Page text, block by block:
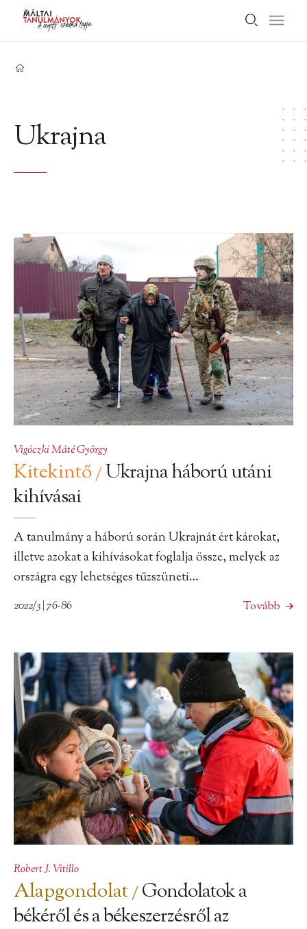
Ukrajna
Vigóczki Máté György
Kitekintő/Ukrajna háború utáni
kihívásai
A tanulmány a háború során Ukrajnát ért károkat,
illetve azokat a kihívásokat foglalja össze, melyek az
országra egy lehetséges tűzszüneti…
2022/3 | 76-86 Tovább
Robert J. Vitillo
Alapgondolat/Gondolatok a
békéről és a békeszerzésről az